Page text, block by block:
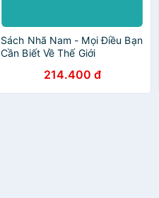
Sách Nhã Nam - Mọi Điều Bạn
Cần Biết Về Thế Giới
214.400 đ